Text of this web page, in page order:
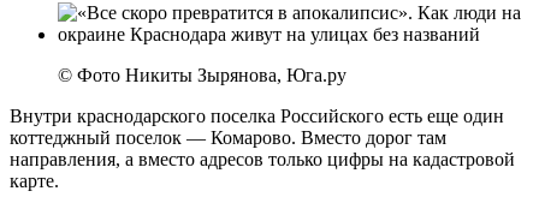
© Фото Никиты Зырянова, Юга.ру
Внутри краснодарского поселка Российского есть еще один
коттеджный поселок — Комарово. Вместо дорог там
направления, а вместо адресов только цифры на кадастровой
карте.